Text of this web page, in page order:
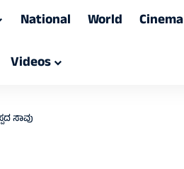
National World Cinema
Videos
ಸಾವು